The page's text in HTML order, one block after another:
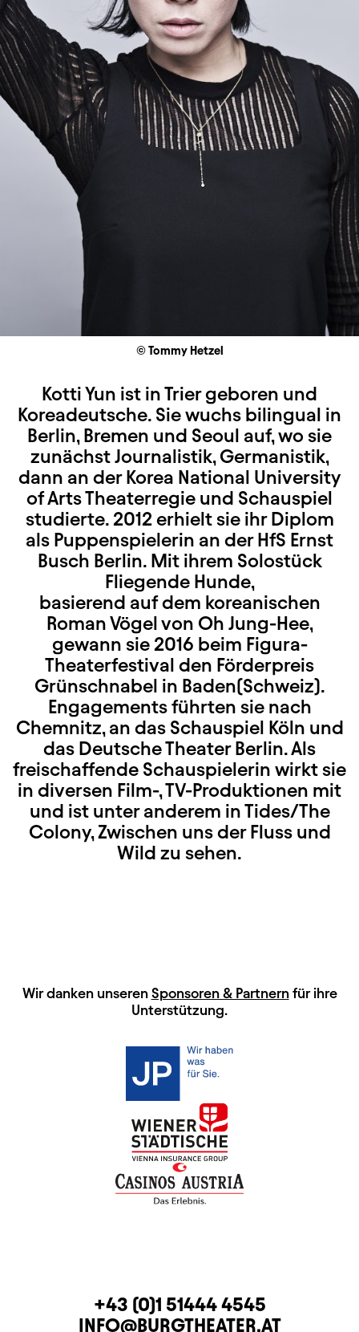
© Tommy Hetzel
Kotti Yun ist in Trier geboren und
Koreadeutsche. Sie wuchs bilingual in
Berlin, Bremen und Seoul auf, wo sie
zunächst Journalistik, Germanistik,
dann an der Korea National University
of Arts Theaterregie und Schauspiel
studierte. 2012 erhielt sie ihr Diplom
als Puppenspielerin an der HfS Ernst
Busch Berlin. Mit ihrem Solostück
Fliegende Hunde,
basierend auf dem koreanischen
Roman Vögel von Oh Jung-Hee,
gewann sie 2016 beim Figura-
Theaterfestival den Förderpreis
Grünschnabel in Baden(Schweiz).
Engagements führten sie nach
Chemnitz, an das Schauspiel Köln und
das Deutsche Theater Berlin. Als
freischaffende Schauspielerin wirkt sie
in diversen Film-, TV-Produktionen mit
und ist unter anderem in Tides/The
Colony, Zwischen uns der Fluss und
Wild zu sehen.
HAUPTSPONSOREN
Wir danken unseren Sponsoren & Partnernfür ihre
Unterstützung.
KONTAKTTELEFON
+43 (0)1 51444 4545
E-MAIL
INFO@BURGTHEATER.AT